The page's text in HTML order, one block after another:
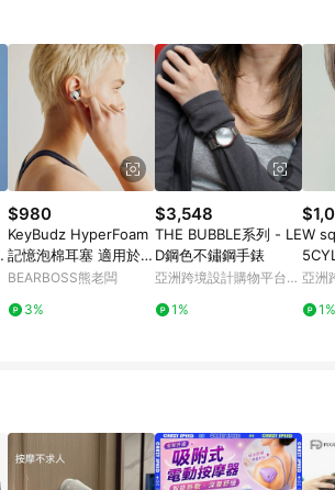
$980
KeyBudz HyperFoam
記憶泡棉耳塞 適用於 A
irPods Pro Gen 2
BEARBOSS熊老闆
3%
$3,548
THE BUBBLE系列 - LE
D鋼色不鏽鋼手錶
亞洲跨境設計購物平台
1%
W
亞洲
1%